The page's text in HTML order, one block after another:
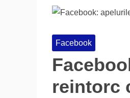
Facebook
reintorc